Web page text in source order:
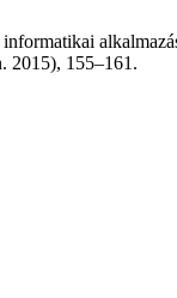
2015), 155–161.